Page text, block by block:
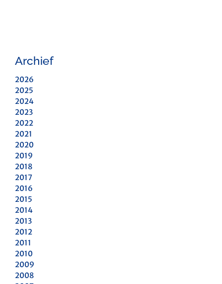
Archief
2026
2025
2024
2023
2022
2021
2020
2019
2018
2017
2016
2015
2014
2013
2012
2011
2010
2009
2008